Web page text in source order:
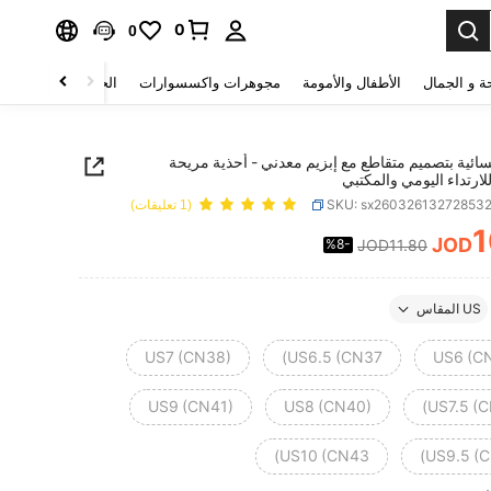
0
0
و الجمال الأطفال والأمومة مجوهرات واكسسوارات الحقائب والأمتعة
بتصميم متقاطع مع إبزيم معدني - أحذية مريحة
اليومي والمكتبي
SKU: (1 تعليقات)
PRICE AND JOD
JOD11.80
%8-
US المقاس
US6
US6.5 (CN37)
US7 (CN38)
US7.5
US8 (CN40)
US9 (CN41)
US9.5
US10 (CN43)